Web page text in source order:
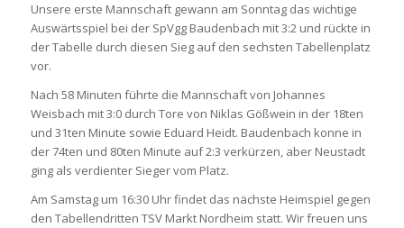
Unsere erste Mannschaft gewann am Sonntag das wichtige
Auswärtsspiel bei der SpVgg Baudenbach mit 3:2 und rückte in
der Tabelle durch diesen Sieg auf den sechsten Tabellenplatz
vor.
Nach 58 Minuten führte die Mannschaft von Johannes
Weisbach mit 3:0 durch Tore von Niklas Gößwein in der 18ten
und 31ten Minute sowie Eduard Heidt. Baudenbach konne in
der 74ten und 80ten Minute auf 2:3 verkürzen, aber Neustadt
ging als verdienter Sieger vom Platz.
Am Samstag um 16:30 Uhr findet das nächste Heimspiel gegen
den Tabellendritten TSV Markt Nordheim statt. Wir freuen uns